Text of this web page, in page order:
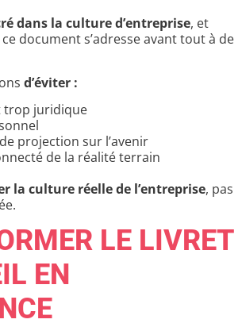
dans la culture d’entreprise, et
document s’adresse avant tout à de
d’éviter :
trop juridique
projection sur l’avenir
de la réalité terrain
la culture réelle de l’entreprise, pas
LE LIVRET
EN